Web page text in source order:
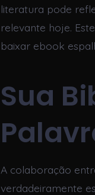
literatura pode
relevante hoje.
baixar ebook
Sua
A colaboração
verdadeiramente